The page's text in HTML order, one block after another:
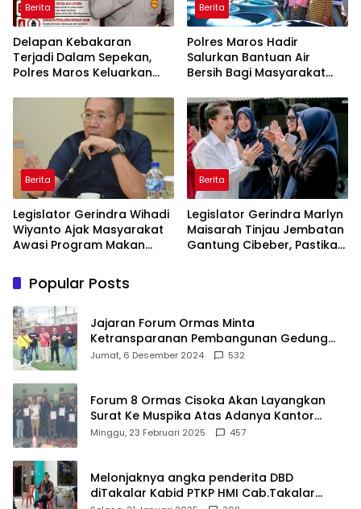
Berita
Delapan Kebakaran
Terjadi Dalam Sepekan,
Polres Maros Keluarkan
Masyarakat
Berita
Polres Maros Hadir
Salurkan Bantuan Air
Bersih Bagi Masyarakat
Di Maros
Berita
Legislator Gerindra Wihadi
Wiyanto Ajak Masyarakat
Awasi Program Makan
Sasaran
Berita
Legislator Gerindra Marlyn
Maisarah Tinjau Jembatan
Gantung Cibeber, Pastikan
Popular Posts
Jajaran Forum Ormas Minta
Ketransparanan Pembangunan Gedung
Damkar Di Kecamatan Cisoka
Jumat, 6 Desember 2024 532
Forum 8 Ormas Cisoka Akan Layangkan
Surat Ke Muspika Atas Adanya Kantor
Matel di Cisoka
Minggu, 23 Februari 2025 457
Melonjaknya angka penderita DBD
diTakalar Kabid PTKP HMI Cab.Takalar